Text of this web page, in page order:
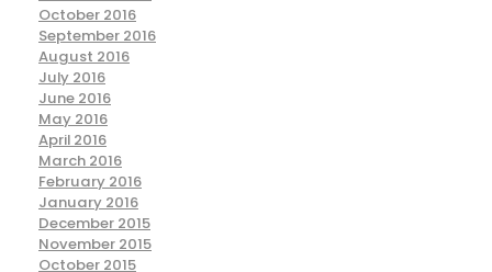
October 2016
September 2016
August 2016
July 2016
June 2016
May 2016
April 2016
March 2016
February 2016
January 2016
December 2015
November 2015
October 2015